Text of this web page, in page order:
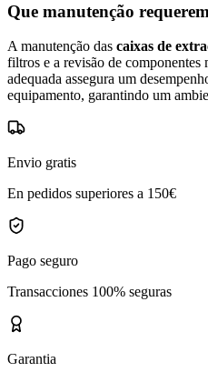
Que manutenção
A manutenção das caixas de
filtros e a revisão de componentes
adequada assegura um
equipamento, garantindo um
Envio gratis
En pedidos superiores a 150€
Pago seguro
Transacciones 100% seguras
Garantia